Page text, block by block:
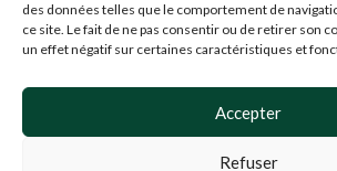
des données telles que le comportement de
ce site. Le fait de ne pas consentir ou de retirer son
un effet négatif sur certaines caractéristiques et
Accepter
Refuser
Agence Media 112